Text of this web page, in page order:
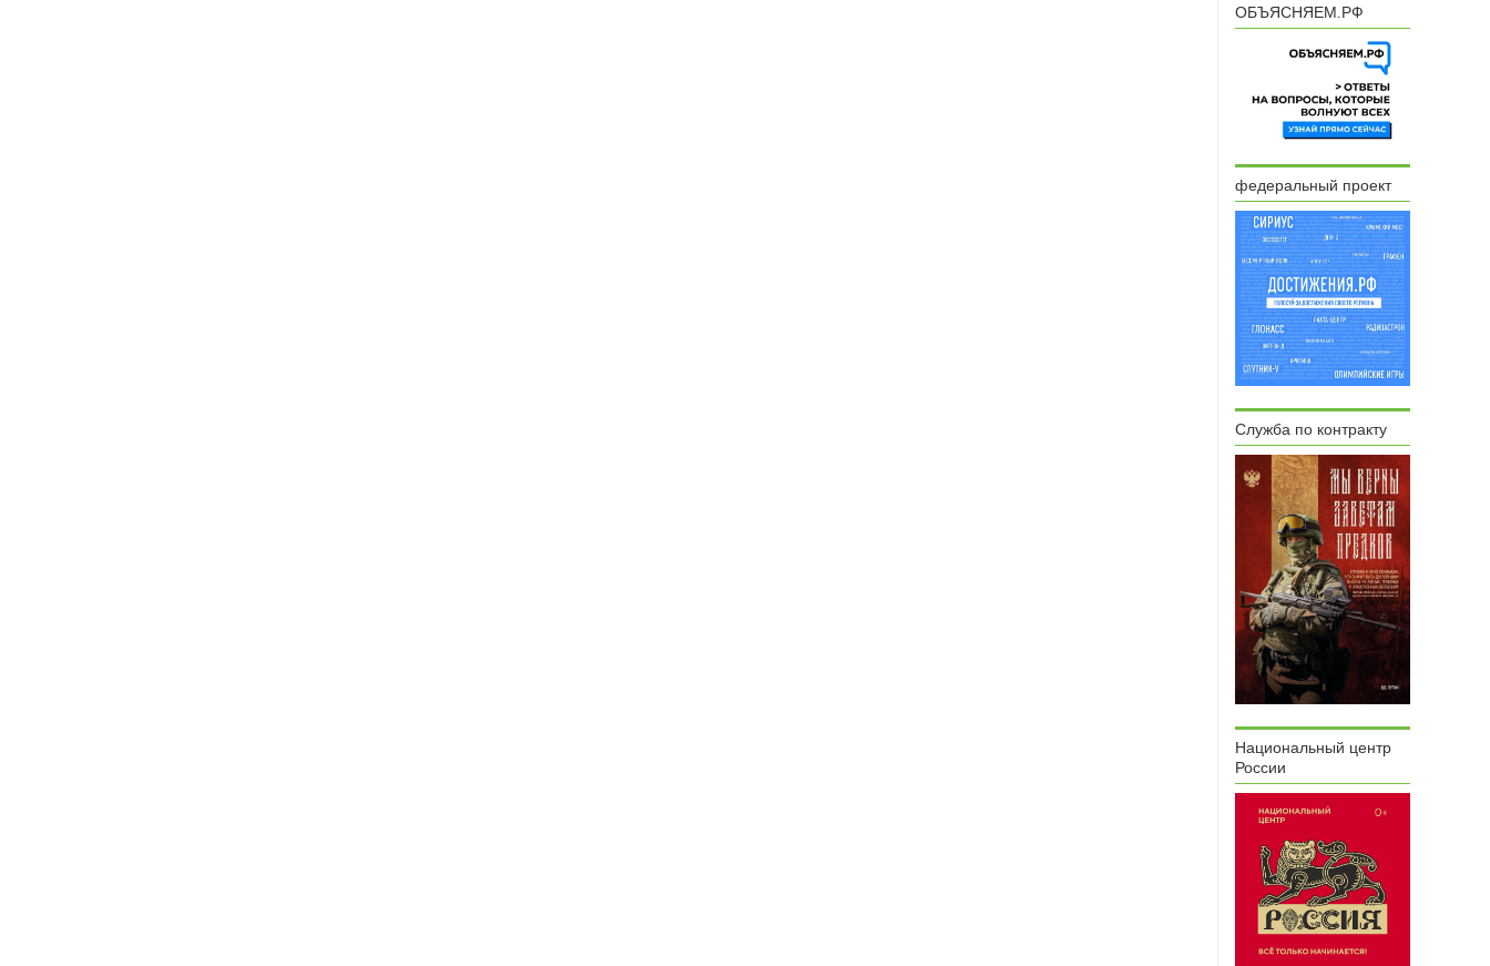
ОБЪЯСНЯЕМ.РФ
федеральный проект
Служба по контракту
Национальный центр
России